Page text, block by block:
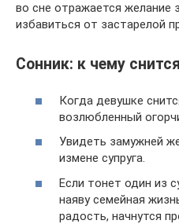
во сне отражается желание
избавиться от застарелой
Сонник: к чему
Когда девушке
возлюбленный
Увидеть замужней
измене супруга.
Если тонет один из
наяву семейная
радость, начнутся